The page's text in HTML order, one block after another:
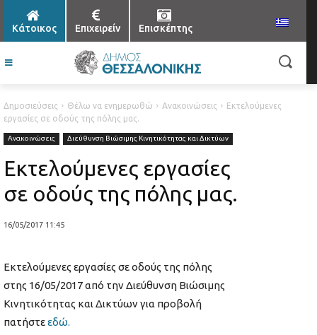
Κάτοικος Επιχειρείν Επισκέπτης
Δημοσιεύσεις Θέλω να ενημερωθώ Ανακοινώσεις
Εκτελούμενες
εργασίες σε οδούς της πόλης μας.
Ανακοινώσεις Διεύθυνση Βιώσιμης Κινητικότητας και Δικτύων
Εκτελούμενες εργασίες
σε οδούς της πόλης μας.
16/05/2017 11:45
Εκτελούμενες εργασίες σε οδούς της πόλης
στης 16/05/2017 από την Διεύθυνση Βιώσιμης
Κινητικότητας και Δικτύων για προβολή
πατήστεεδώ.